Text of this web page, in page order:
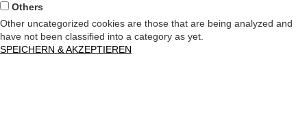
Others
Other uncategorized cookies are those that are being analyzed and
have not been classified into a category as yet.
SPEICHERN & AKZEPTIEREN